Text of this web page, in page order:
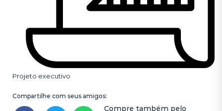
Projeto executivo
Compartilhe com seus amigos:
Compre também pelo